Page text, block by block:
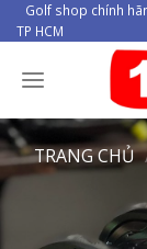
Skip
to
content
Golf shop chính
TP HCM
TRANG CHỦ